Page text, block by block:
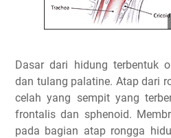
Dasar dari hidung terbentuk
dan tulang palatine. Atap dari
celah yang sempit yang
frontalis dan sphenoid.
pada bagian atap rongga